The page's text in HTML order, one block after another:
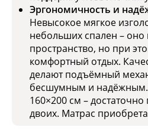
Эргономичность и
Невысокое мягкое
небольших спален – оно
пространство, но при
комфортный отдых.
делают подъёмный
бесшумным и надёжным.
160×200 см – достаточно
двоих. Матрас